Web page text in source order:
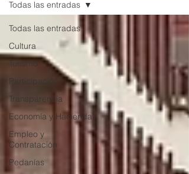
Todas las entradas
Cultura
Turismo
Participación
Transparencia
Economía y Hacienda
Empleo y
Contratación
Pedanías
Todas las entradas